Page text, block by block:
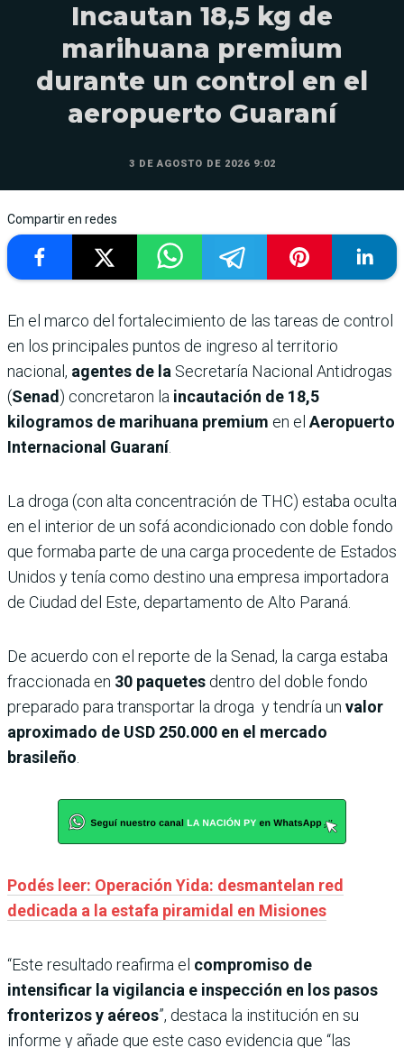
Incautan 18,5 kg de
marihuana premium
durante un control en el
aeropuerto Guaraní
3 DE AGOSTO DE 2026 9:02
Compartir en redes
En el marco del fortalecimiento de las tareas de control
en los principales puntos de ingreso al territorio
nacional, agentes de la Secretaría Nacional Antidrogas
(Senad ) concretaron la incautación de 18,5
kilogramos de marihuana premium en el Aeropuerto
Internacional Guaraní.
La droga (con alta concentración de THC) estaba oculta
en el interior de un sofá acondicionado con doble fondo
que formaba parte de una carga procedente de Estados
Unidos y tenía como destino una empresa importadora
de Ciudad del Este, departamento de Alto Paraná.
De acuerdo con el reporte de la Senad, la carga estaba
fraccionada en 30 paquetes dentro del doble fondo
preparado para transportar la droga y tendría un valor
aproximado de USD 250.000 en el mercado
brasileño
Podés leer: Operación Yida: desmantelan red
dedicada a la estafa piramidal en Misiones
“Este resultado reafirma el compromiso de
intensificar la vigilancia e inspección en los pasos
fronterizos y aéreos”, destaca la institución en su
informe y añade que este caso evidencia que “las